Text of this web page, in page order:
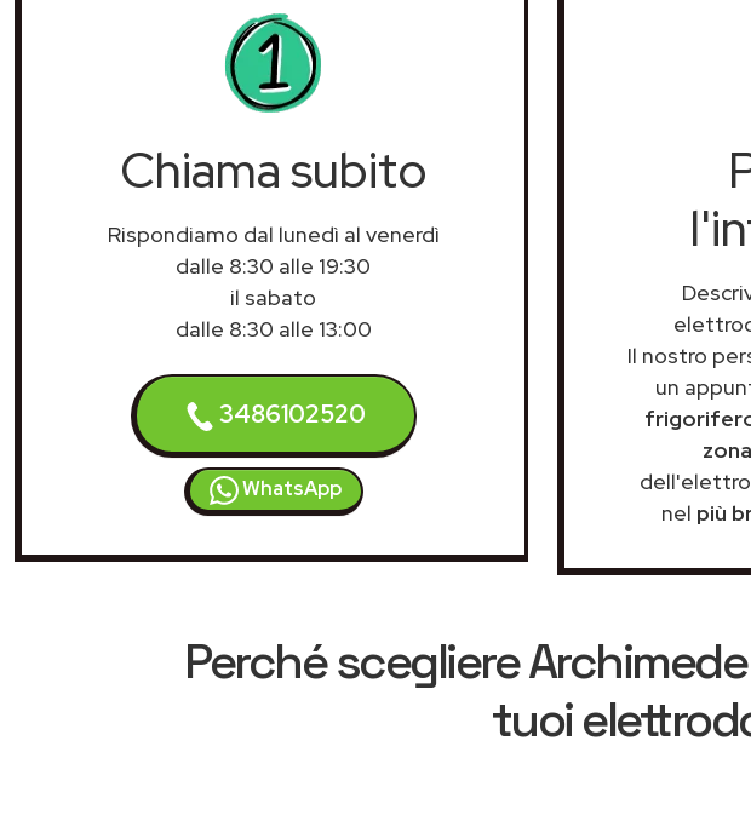
Chiama subito
Rispondiamo dal lunedì al venerdì
dalle 8:30 alle 19:30
il sabato
dalle 8:30 alle 13:00
3486102520
WhatsApp
Il nostro
un
zona
nel più
Perché scegliere
tuoi